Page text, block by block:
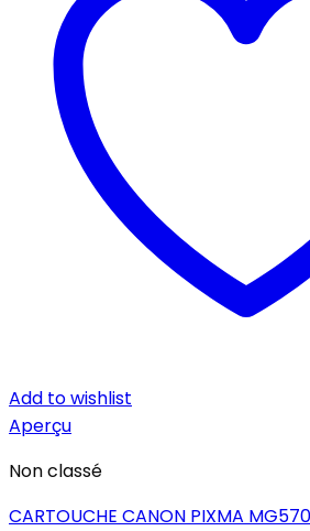
Add to wishlist
Aperçu
Non classé
CARTOUCHE CANON PIXMA